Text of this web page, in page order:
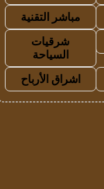
مباشر التقنية
شرقيات
السياحة
اشراق الأرباح